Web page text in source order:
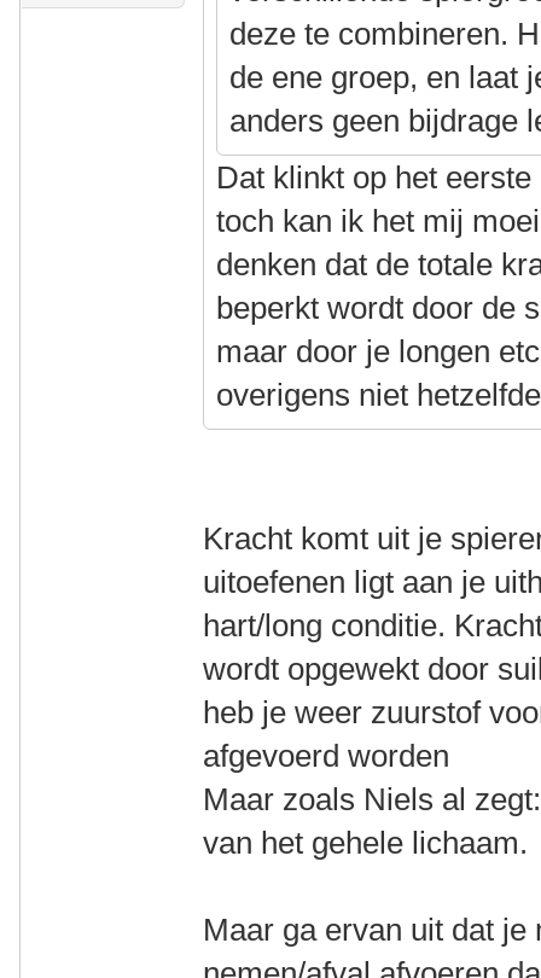
deze te combineren.
de ene groep, en laat
anders geen bijdrage
Dat klinkt op het
toch kan ik het mij
denken dat de totale
beperkt wordt door de
maar door je longen
overigens niet
Kracht komt uit je
uitoefenen ligt aan je
hart/long conditie.
wordt opgewekt door
heb je weer zuurstof
afgevoerd worden
Maar zoals Niels al
van het gehele lichaam.
Maar ga ervan uit dat